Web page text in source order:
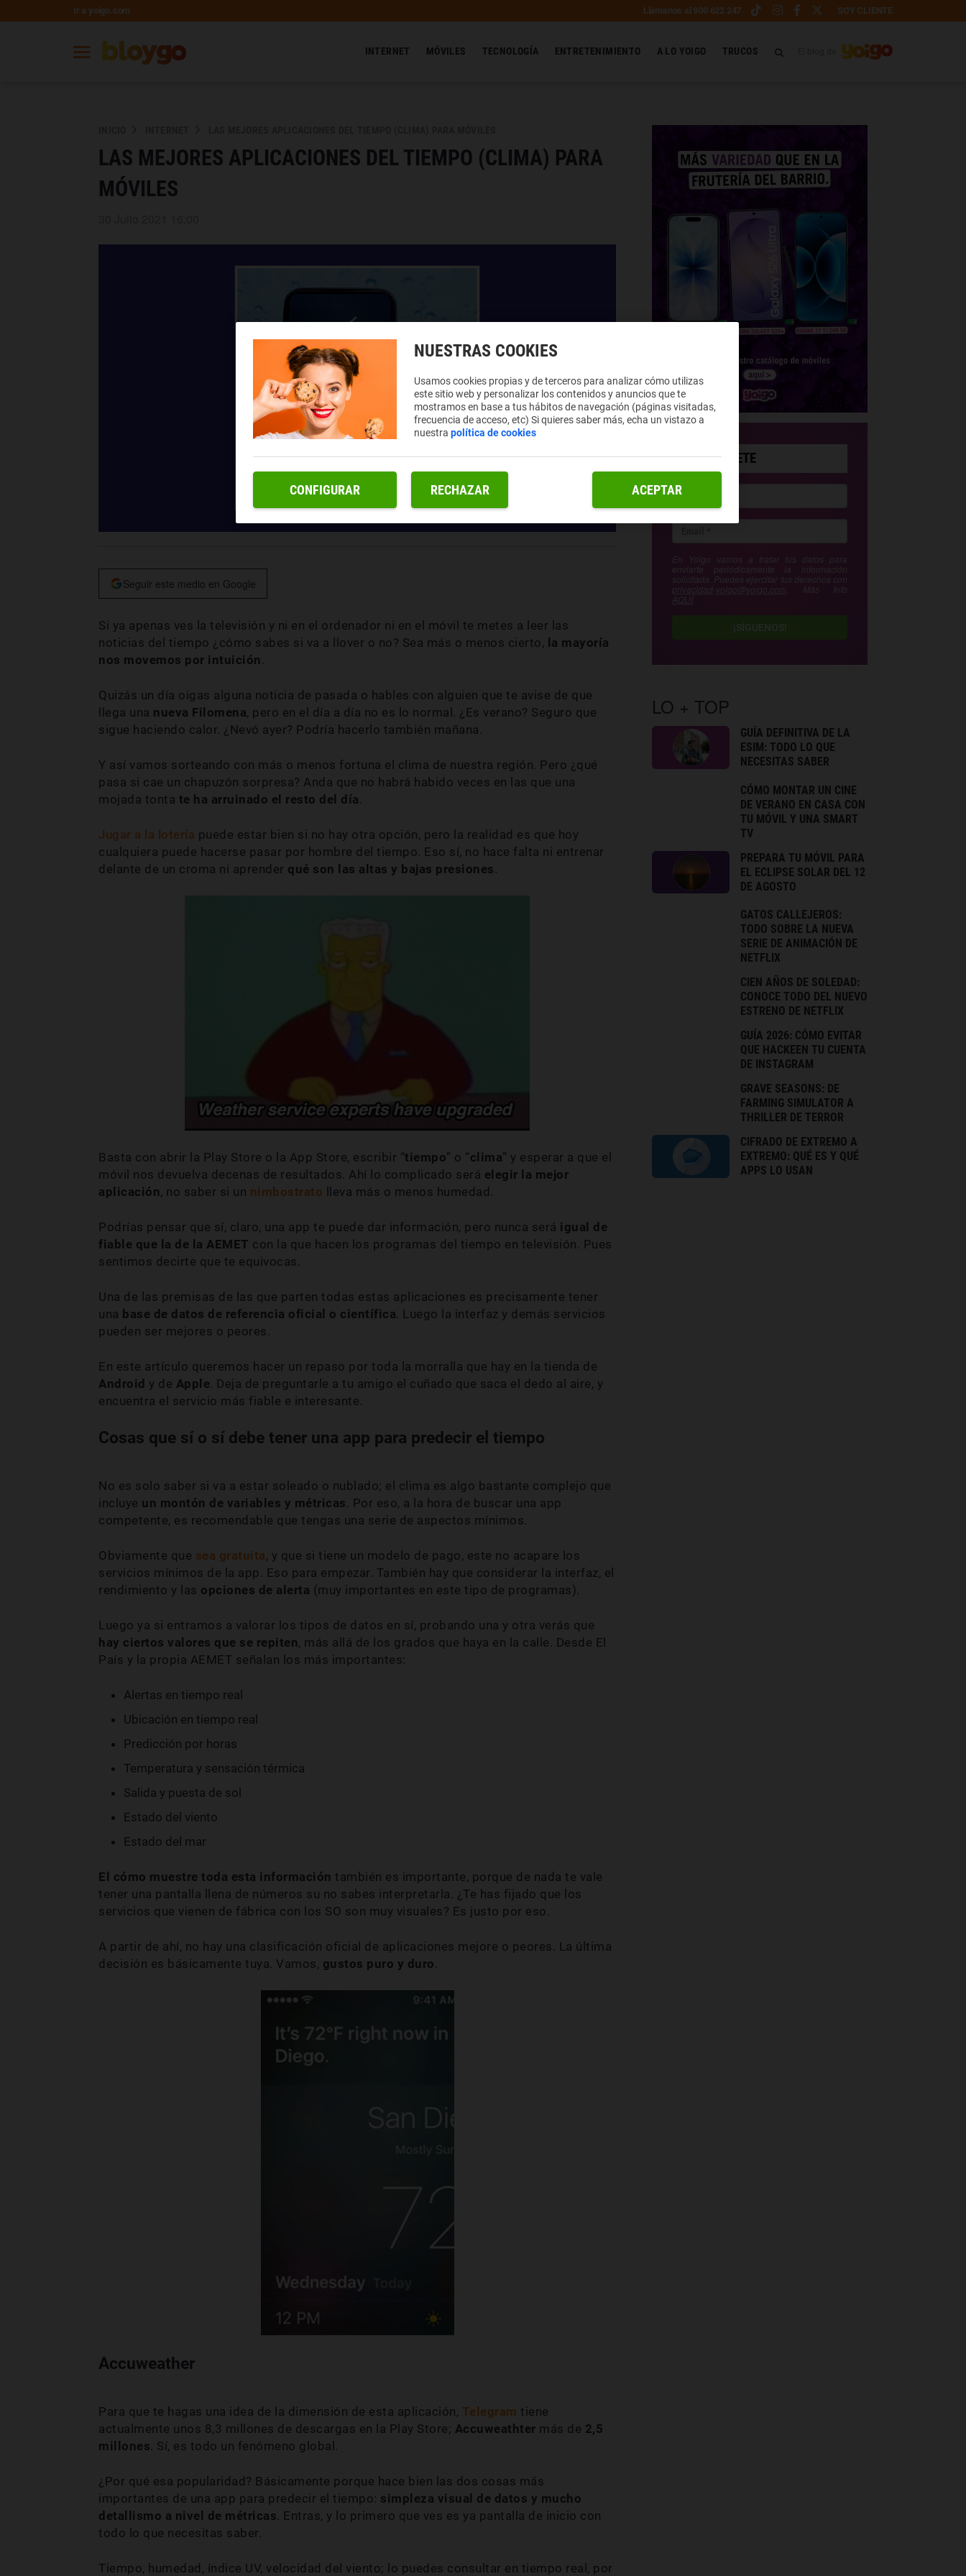
Ir a yoigo.com Llámanos al 900 622 247 SOY CLIENTE
INTERNET MÓVILES TECNOLOGÍA ENTRETENIMIENTO A LO YOIGO TRUCOS
LAS MEJORES APLICACIONES DEL TIEMPO (CLIMA) PARA
MÓVILES
Seguir este medio en Google
Si ya apenas ves la televisión y ni en el ordenador ni en el móvil te metes a leer las
noticias del tiempo ¿cómo sabes si va a llover o no? Sea más o menos cierto, la mayoría
nos movemos por intuición
Quizás un día oigas alguna noticia de pasada o hables con alguien que te avise de que
llega una nueva Filomena, pero en el día a día no es lo normal. ¿Es verano? Seguro que
sigue haciendo calor. ¿Nevó ayer? Podría hacerlo también mañana.
Y así vamos sorteando con más o menos fortuna el clima de nuestra región. Pero ¿qué
pasa si cae un chapuzón sorpresa? Anda que no habrá habido veces en las que una
mojada tonta te ha arruinado el resto del día
Jugar a la lotería puede estar bien si no hay otra opción, pero la realidad es que hoy
cualquiera puede hacerse pasar por hombre del tiempo. Eso sí, no hace falta ni entrenar
delante de un croma ni aprender qué son las altas y bajas presiones
Basta con abrir la Play Store o la App Store, escribir “tiempo” o “clima” y esperar a que el
móvil nos devuelva decenas de resultados. Ahí lo complicado será elegir la mejor
aplicación, no saber si un nimbostrato lleva más o menos humedad.
Podrías pensar que sí, claro, una app te puede dar información, pero nunca será igual de
fiable que la de la AEMET con la que hacen los programas del tiempo en televisión. Pues
sentimos decirte que te equivocas.
Una de las premisas de las que parten todas estas aplicaciones es precisamente tener
una base de datos de referencia oficial o científica . Luego la interfaz y demás servicios
pueden ser mejores o peores.
En este artículo queremos hacer un repaso por toda la morralla que hay en la tienda de
Android y de Apple . Deja de preguntarle a tu amigo el cuñado que saca el dedo al aire, y
encuentra el servicio más fiable e interesante.
Cosas que sí o sí debe tener una app para predecir el tiempo
No es solo saber si va a estar soleado o nublado; el clima es algo bastante complejo que
incluye un montón de variables y métricas . Por eso, a la hora de buscar una app
competente, es recomendable que tengas una serie de aspectos mínimos.
Obviamente que sea gratuita, y que si tiene un modelo de pago, este no acapare los
servicios mínimos de la app. Eso para empezar. También hay que considerar la interfaz, el
rendimiento y las opciones de alerta (muy importantes en este tipo de programas).
Luego ya si entramos a valorar los tipos de datos en sí, probando una y otra verás que
hay ciertos valores que se repiten, más allá de los grados que haya en la calle. Desde El
País y la propia AEMET señalan los más importantes:
Alertas en tiempo real
Ubicación en tiempo real
Predicción por horas
Temperatura y sensación térmica
Salida y puesta de sol
Estado del viento
Estado del mar
El cómo muestre toda esta información también es importante, porque de nada te vale
tener una pantalla llena de números su no sabes interpretarla. ¿Te has fijado que los
servicios que vienen de fábrica con los SO son muy visuales? Es justo por eso.
A partir de ahí, no hay una clasificación oficial de aplicaciones mejore o peores. La última
decisión es básicamente tuya. Vamos, gustos puro y duro
Accuweather
Para que te hagas una idea de la dimensión de esta aplicación, Telegram tiene
actualmente unos 8,3 millones de descargas en la Play Store; Accuweathter más de 2,5
millones . Sí, es todo un fenómeno global.
¿Por qué esa popularidad? Básicamente porque hace bien las dos cosas más
importantes de una app para predecir el tiempo: simpleza visual de datos y mucho
detallismo a nivel de métricas . Entras, y lo primero que ves es ya pantalla de inicio con
todo lo que necesitas saber.
Tiempo, humedad, índice UV, velocidad del viento; lo puedes consultar en tiempo real, por
SUSCRÍBETE
En Yoigo vamos a tratar tus datos para
enviarte periódicamente la información
solicitada. Puedes ejercitar tus derechos con
privacidad-yoigo@yoigo.com . Más Info
AQUÍ
¡SÍGUENOS!
LO + TOP
GUÍA DEFINITIVA DE LA
ESIM: TODO LO QUE
NECESITAS SABER
CÓMO MONTAR UN CINE
DE VERANO EN CASA CON
TU MÓVIL Y UNA SMART
TV
PREPARA TU MÓVIL PARA
EL ECLIPSE SOLAR DEL 12
DE AGOSTO
GATOS CALLEJEROS:
TODO SOBRE LA NUEVA
SERIE DE ANIMACIÓN DE
NETFLIX
CIEN AÑOS DE SOLEDAD:
CONOCE TODO DEL NUEVO
ESTRENO DE NETFLIX
GUÍA 2026: CÓMO EVITAR
QUE HACKEEN TU CUENTA
DE INSTAGRAM
GRAVE SEASONS: DE
FARMING SIMULATOR A
THRILLER DE TERROR
CIFRADO DE EXTREMO A
EXTREMO: QUÉ ES Y QUÉ
APPS LO USAN
NUESTRAS COOKIES
Usamos cookies propias y de terceros para analizar cómo utilizas
este sitio web y personalizar los contenidos y anuncios que te
mostramos en base a tus hábitos de navegación (páginas visitadas,
frecuencia de acceso, etc) Si quieres saber más, echa un vistazo a
nuestrapolítica de cookies
RECHAZAR ACEPTAR
CONFIGURAR